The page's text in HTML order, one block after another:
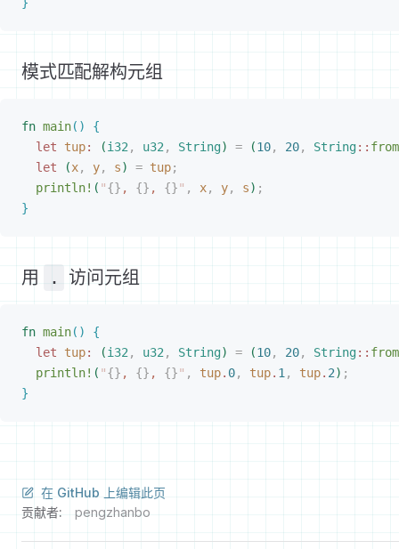
模式匹配解构元组
fn main( )
{
let tup: (i32 , u32 , String) = (10, 20, String:: from
let
(x, y, s) = tup;
println! ( "{} , {} , {}" , x, y, s) ;
}
用 . 访问元组
fn main( )
{
let tup: (i32 , u32 , String) = (10, 20, String:: from
println! ( "{} , {} , {}" , tup. 0, tup. 1 , tup. 2) ;
}
在 GitHub 上编辑此页
贡献者:
pengzhanbo